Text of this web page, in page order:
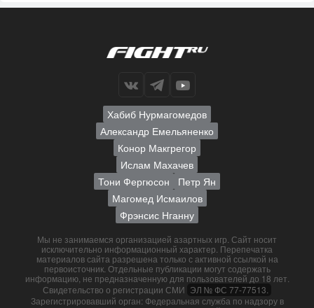
Хабиб Нурмагомедов
Александр Емельяненко
Конор Макгрегор
Ислам Махачев
Тони Фергюсон
Петр Ян
Магомед Исмаилов
Фрэнсис Нганну
Мы не занимаемся организацией азартных игр. Сайт носит
исключительно информационный характер. Перепечатка
материалов сайта разрешена только с активной ссылкой на
первоисточник. Отдельные публикации могут содержать
информацию, не предназначенную для пользователей до 18 лет.
Свидетельство о регистрации СМИ ЭЛ № ФС 77-77513.
Зарегистрировавший орган: Федеральная служба по надзору в